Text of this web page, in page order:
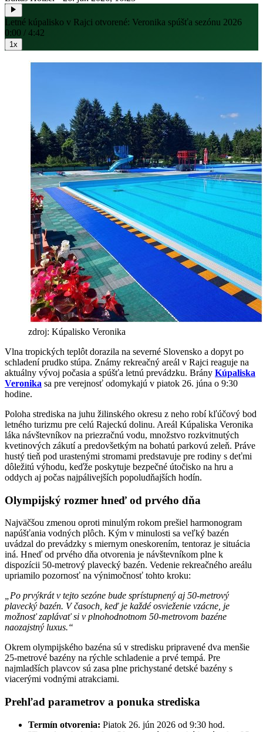
Letné kúpalisko v Rajci otvorené: Veronika spúšťa sezónu 2026
0:00 / 4:42
1x
zdroj: Kúpalisko Veronika
Vlna tropických teplôt dorazila na severné Slovensko a dopyt po
schladení prudko stúpa. Známy rekreačný areál v Rajci reaguje na
aktuálny vývoj počasia a spúšťa letnú prevádzku. Brány Kúpaliska
Veronika sa pre verejnosť odomykajú v piatok 26. júna o 9:30
hodine.
Poloha strediska na juhu žilinského okresu z neho robí kľúčový bod
letného turizmu pre celú Rajeckú dolinu. Areál Kúpaliska Veronika
láka návštevníkov na priezračnú vodu, množstvo rozkvitnutých
kvetinových zákutí a predovšetkým na bohatú parkovú zeleň. Práve
hustý tieň pod urastenými stromami predstavuje pre rodiny s deťmi
dôležitú výhodu, keďže poskytuje bezpečné útočisko na hru a
oddych aj počas najpálivejších popoludňajších hodín.
Olympijský rozmer hneď od prvého dňa
Najväčšou zmenou oproti minulým rokom prešiel harmonogram
napúšťania vodných plôch. Kým v minulosti sa veľký bazén
uvádzal do prevádzky s miernym oneskorením, tentoraz je situácia
iná. Hneď od prvého dňa otvorenia je návštevníkom plne k
dispozícii 50-metrový plavecký bazén. Vedenie rekreačného areálu
upriamilo pozornosť na výnimočnosť tohto kroku:
„Po prvýkrát v tejto sezóne bude sprístupnený aj 50-metrový
plavecký bazén. V časoch, keď je každé osvieženie vzácne, je
možnosť zaplávať si v plnohodnotnom 50-metrovom bazéne
naozajstný luxus.“
Okrem olympijského bazéna sú v stredisku pripravené dva menšie
25-metrové bazény na rýchle schladenie a prvé tempá. Pre
najmladších plavcov sú zasa plne prichystané detské bazény s
viacerými vodnými atrakciami.
Prehľad parametrov a ponuka strediska
Termín otvorenia: Piatok 26. jún 2026 od 9:30 hod.